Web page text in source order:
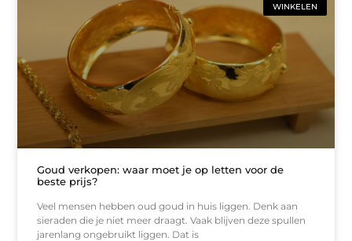
WINKELEN
Goud verkopen: waar moet je op letten voor de
beste prijs?
Veel mensen hebben oud goud in huis liggen. Denk aan
sieraden die je niet meer draagt. Vaak blijven deze spullen
jarenlang ongebruikt liggen. Dat is